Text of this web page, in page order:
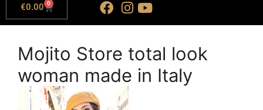
€0.00 0
Mojito Store total look
woman made in Italy